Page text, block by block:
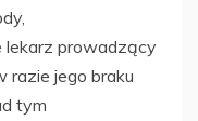
lekarz prowadzący
razie jego braku
tym